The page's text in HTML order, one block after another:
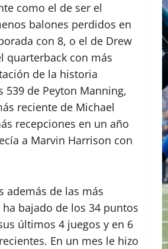
como el de ser el
balones perdidos en
con 8, o el de Drew
quarterback con más
de la historia
539 de Peyton Manning,
reciente de Michael
recepciones en un año
a Marvin Harrison con
además de las más
bajado de los 34 puntos
últimos 4 juegos y en 6
En un mes le hizo